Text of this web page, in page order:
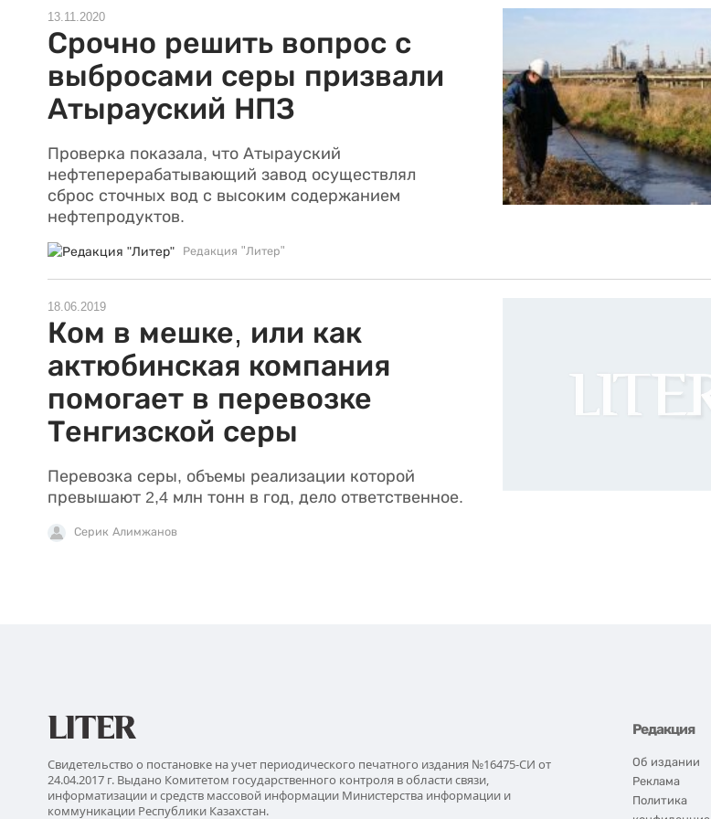
13.11.2020
Срочно решить вопрос с
выбросами серы призвали
Атырауский НПЗ
Проверка показала, что Атырауский
нефтеперерабатывающий завод осуществлял
сброс сточных вод с высоким содержанием
нефтепродуктов.
Редакция "Литер"
18.06.2019
Ком в мешке, или как
актюбинская компания
помогает в перевозке
Тенгизской серы
Перевозка серы, объемы реализации которой
превышают 2,4 млн тонн в год, дело ответственное.
Серик Алимжанов
Свидетельство о постановке на учет периодического печатного издания №16475-СИ от
24.04.2017 г. Выдано Комитетом государственного контроля в области связи,
информатизации и средств массовой информации Министерства информации и
коммуникации Республики Казахстан.
Редакция
Об издании
Реклама
Политика